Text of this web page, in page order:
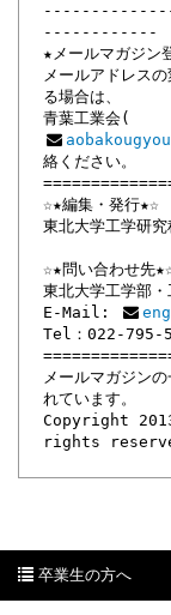
------------
★メールマガジン
メールアドレス
る場合は、
青葉工業会(
絡ください。
☆★編集・発行★☆
東北大学工学研
☆★問い合わせ先
東北大学工学部
E-Mail:
Tel：022-795-
メールマガジン
れています。
Copyright
rights
卒業生の方へ